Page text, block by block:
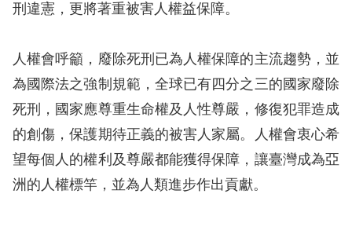
料
放
宣
告
無
障
刑違憲，更將著重被害人權益保障。
人權會呼籲，廢除死刑已為人權保障的主流趨勢，並
為國際法之強制規範，全球已有四分之三的國家廢除
死刑，國家應尊重生命權及人性尊嚴，修復犯罪造成
的創傷，保護期待正義的被害人家屬。人權會衷心希
望每個人的權利及尊嚴都能獲得保障，讓臺灣成為亞
洲的人權標竿，並為人類進步作出貢獻。